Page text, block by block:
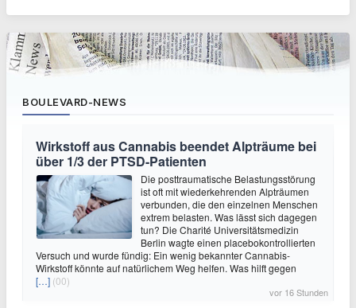
BOULEVARD-NEWS
Wirkstoff aus Cannabis beendet Alpträume bei
über 1/3 der PTSD-Patienten
Die posttraumatische Belastungsstörung
ist oft mit wiederkehrenden Alpträumen
verbunden, die den einzelnen Menschen
extrem belasten. Was lässt sich dagegen
tun? Die Charité Universitätsmedizin
Berlin wagte einen placebokontrollierten
Versuch und wurde fündig: Ein wenig bekannter Cannabis-
Wirkstoff könnte auf natürlichem Weg helfen. Was hilft gegen
[…] (00)
vor 16 Stunden